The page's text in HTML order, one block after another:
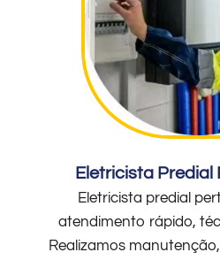
Eletricista Predial
Eletricista predial
atendimento rápido,
Realizamos